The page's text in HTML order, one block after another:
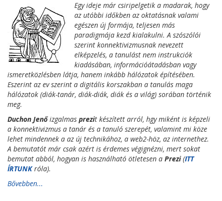
Egy ideje már csiripelgetik a madarak, hogy
az utóbbi időkben az oktatásnak valami
egészen új formája, teljesen más
paradigmája kezd kialakulni. A szószólói
szerint konnektivizmusnak nevezett
elképzelés, a tanulást nem instrukciók
kiadásában, információátadásban vagy
ismeretközlésben látja, hanem inkább hálózatok építésében.
Eszerint az ev szerint a digitális korszakban a tanulás maga
hálózatok (diák-tanár, diák-diák, diák és a világ) sorában történik
meg.
Duchon Jenőizgalmas prezit készített arról, hgy miként is képzeli
a konnektivizmus a tanár és a tanuló szerepét, valamint mi köze
lehet mindennek a az új technikához, a web2-höz, az internethez.
A bemutatót már csak azért is érdemes végignézni, mert sokat
bemutat abból, hogyan is használható ötletesen a Prezi(ITT
ÍRTUNKróla).
Bővebben...